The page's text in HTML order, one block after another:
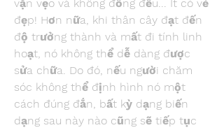
vặn vẹo và không đồng đều... Ít có vẻ
đẹp! Hơn nữa, khi thân cây đạt đến
độ trưởng thành và mất đi tính linh
hoạt, nó không thể dễ dàng được
sửa chữa. Do đó, nếu người chăm
sóc không thể định hình nó một
cách đúng đắn, bất kỳ dạng biến
dạng sau này nào cũng sẽ tiếp tục